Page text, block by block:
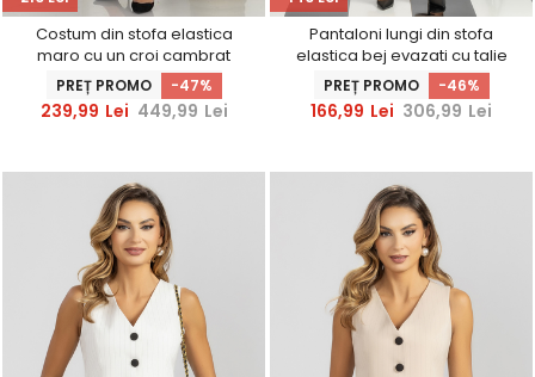
Costum din stofa elastica
maro cu un croi cambrat
accesorizat cu franjuri metalici
PREȚ PROMO -47%
239,99 Lei 449,99 Lei
Pantaloni lungi din stofa
elastica bej evazati cu talie
inalta si buzunare laterale
PREȚ PROMO -46%
166,99 Lei 306,99 Lei